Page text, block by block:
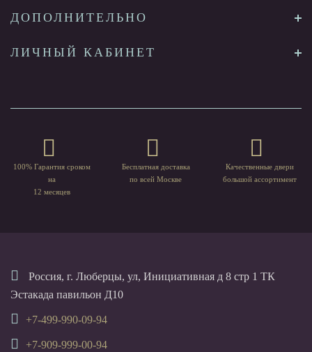
ДОПОЛНИТЕЛЬНО
ЛИЧНЫЙ КАБИНЕТ
100% Гарантия сроком
на
12 месяцев
Бесплатная доставка
по всей Москве
Качественные двери
большой ассортимент
Россия, г. Люберцы, ул, Инициативная д 8 стр 1 ТК
Эстакада павильон Д10
+7-499-990-09-94
+7-909-999-00-94